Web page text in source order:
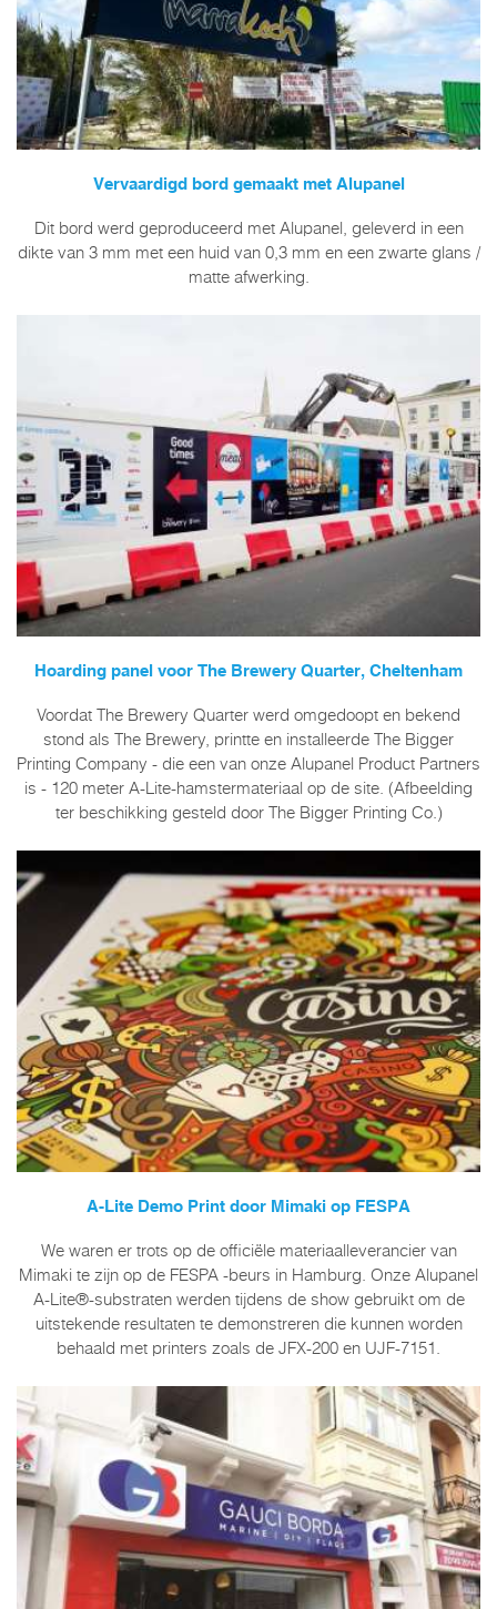
Vervaardigd bord gemaakt met Alupanel
Dit bord werd geproduceerd met Alupanel, geleverd in een
dikte van 3 mm met een huid van 0,3 mm en een zwarte glans /
matte afwerking.
Hoarding panel voor The Brewery Quarter, Cheltenham
Voordat The Brewery Quarter werd omgedoopt en bekend
stond als The Brewery, printte en installeerde The Bigger
Printing Company - die een van onze Alupanel Product Partners
is - 120 meter A-Lite-hamstermateriaal op de site. (Afbeelding
ter beschikking gesteld door The Bigger Printing Co.)
A-Lite Demo Print door Mimaki op FESPA
We waren er trots op de officiële materiaalleverancier van
Mimaki te zijn op de FESPA -beurs in Hamburg. Onze Alupanel
A-Lite®-substraten werden tijdens de show gebruikt om de
uitstekende resultaten te demonstreren die kunnen worden
behaald met printers zoals de JFX-200 en UJF-7151.